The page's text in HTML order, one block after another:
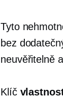
Tyto
bez
neuvěřitelně
Klíč